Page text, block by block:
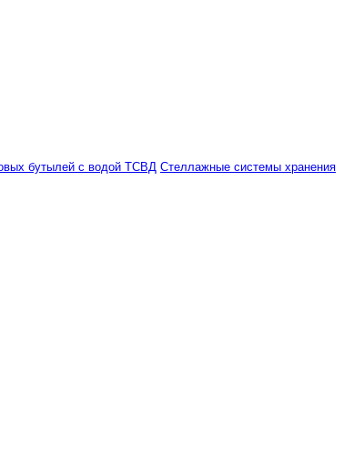
бутылей с водой ТСВД Стеллажные системы хранения